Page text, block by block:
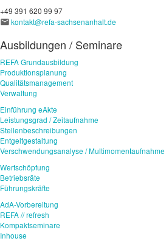
+49 391 620 99 97
kontakt@refa-sachsenanhalt.de
Ausbildungen / Seminare
REFA Grundausbildung
Produktionsplanung
Qualitätsmanagement
Verwaltung
Einführung eAkte
Leistungsgrad / Zeitaufnahme
Stellenbeschreibungen
Entgeltgestaltung
Verschwendungsanalyse / Multimomentaufnahme
Wertschöpfung
Betriebsräte
Führungskräfte
AdA-Vorbereitung
REFA // refresh
Kompaktseminare
Inhouse